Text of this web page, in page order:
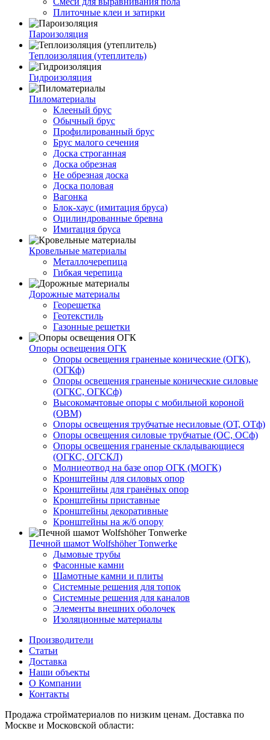
Плиточные клеи и затирки
Пароизоляция
Теплоизоляция (утеплитель)
Гидроизоляция
Пиломатериалы
Клееный брус
Обычный брус
Профилированный брус
Брус малого сечения
Доска строганная
Доска обрезная
Не обрезная доска
Доска половая
Вагонка
Блок-хаус (имитация бруса)
Оцилиндрованные бревна
Имитация бруса
Кровельные материалы
Металлочерепица
Гибкая черепица
Дорожные материалы
Георешетка
Геотекстиль
Газонные решетки
Опоры освещения ОГК
Опоры освещения граненые конические (ОГК),
(ОГКф)
Опоры освещения граненые конические силовые
(ОГКС, ОГКСф)
Высокомачтовые опоры с мобильной короной
(ОВМ)
Опоры освещения трубчатые несиловые (ОТ, ОТф)
Опоры освещения силовые трубчатые (ОС, ОСф)
Опоры освещения граненые складывающиеся
(ОГКС, ОГСКЛ)
Молниеотвод на базе опор ОГК (МОГК)
Кронштейны для силовых опор
Кронштейны для гранёных опор
Кронштейны приставные
Кронштейны декоративные
Кронштейны на ж/б опору
Печной шамот Wolfshöher Tonwerke
Дымовые трубы
Фасонные камни
Шамотные камни и плиты
Системные решения для топок
Системные решения для каналов
Элементы внешних оболочек
Изоляционные материалы
Производители
Статьи
Доставка
Наши объекты
О Компании
Контакты
Продажа стройматериалов по низким ценам. Доставка по
Москве и Московской области: